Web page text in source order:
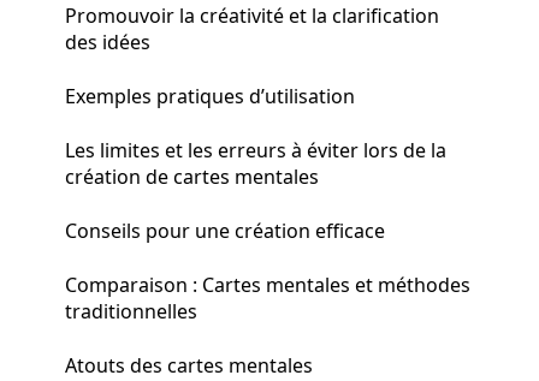
Promouvoir la créativité et la clarification
des idées
Exemples pratiques d’utilisation
Les limites et les erreurs à éviter lors de la
création de cartes mentales
Conseils pour une création efficace
Comparaison : Cartes mentales et méthodes
traditionnelles
Atouts des cartes mentales